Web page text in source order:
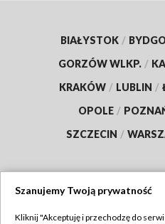
BIAŁYSTOK /
GORZÓW WLKP. /
KRAKÓW / LUBLIN /
OPOLE /
SZCZECIN /
Szanujemy Twoją prywatność
Kliknij "Akceptuję i przechodzę do